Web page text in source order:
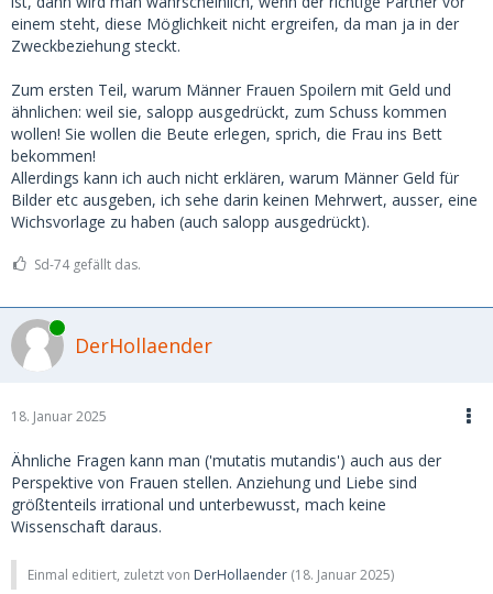
einem steht, diese Möglichkeit nicht ergreifen, da man ja in der
Zweckbeziehung steckt.
Zum ersten Teil, warum Männer Frauen Spoilern mit Geld und
ähnlichen: weil sie, salopp ausgedrückt, zum Schuss kommen
wollen! Sie wollen die Beute erlegen, sprich, die Frau ins Bett
bekommen!
Allerdings kann ich auch nicht erklären, warum Männer Geld für
Bilder etc ausgeben, ich sehe darin keinen Mehrwert, ausser, eine
Wichsvorlage zu haben (auch salopp ausgedrückt).
Sd-74 gefällt das.
Online
DerHollaender
18. Januar 2025
Ähnliche Fragen kann man ('mutatis mutandis') auch aus der
Perspektive von Frauen stellen. Anziehung und Liebe sind
größtenteils irrational und unterbewusst, mach keine
Wissenschaft daraus.
Einmal editiert, zuletzt von DerHollaender (18. Januar 2025)